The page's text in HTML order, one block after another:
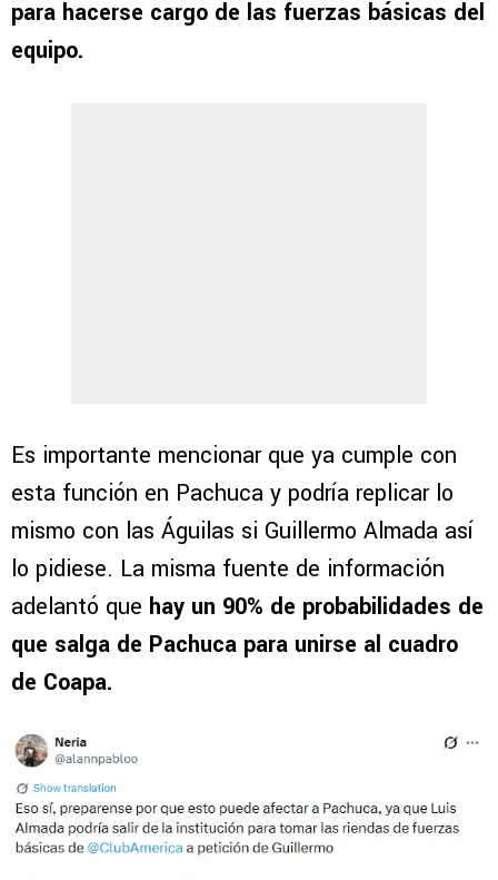
para hacerse cargo de las fuerzas básicas del
equipo.
Es importante mencionar que ya cumple con
esta función en Pachuca y podría replicar lo
mismo con las Águilas si Guillermo Almada así
lo pidiese. La misma fuente de información
adelantó que hay un 90% de probabilidades de
que salga de Pachuca para unirse al cuadro
de Coapa.